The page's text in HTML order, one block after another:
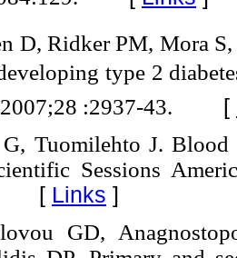
D, Ridker PM, Mora
type 2
:2937-43. [
Tuomilehto J. Blood
Sessions
[ Links ]
GD,